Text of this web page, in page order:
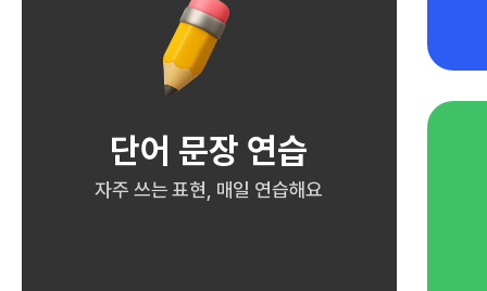
단어 문장 연습
자주 쓰는 표현, 매일 연습해요